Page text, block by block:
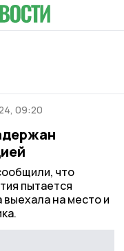
09:20
что
пытается
выехала на место и